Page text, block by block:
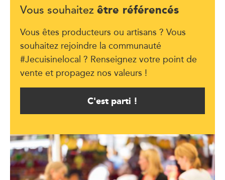
Vous souhaitez être référencés
Vous êtes producteurs ou artisans ? Vous
souhaitez rejoindre la communauté
#Jecuisinelocal ? Renseignez votre point de
vente et propagez nos valeurs !
C'est parti !